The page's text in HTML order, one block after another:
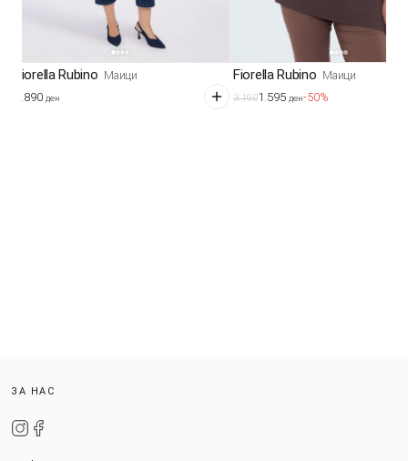
Fiorella Rubino Маици
1.890 ден
Fiorella Rubino Маици
3.1901.595 ден-50%
ЗА НАС